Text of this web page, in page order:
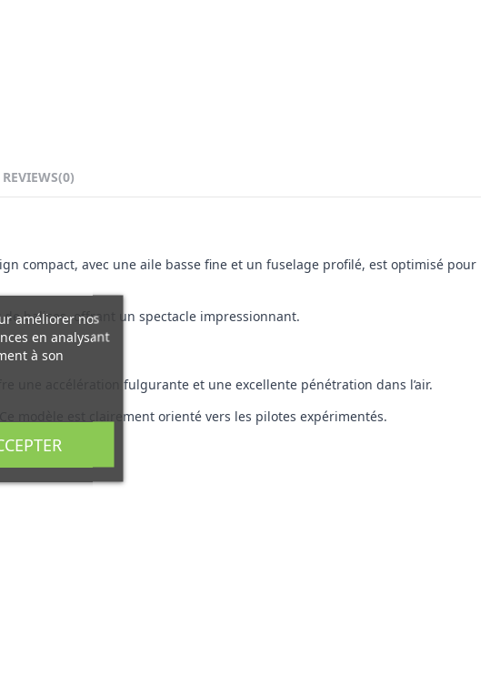
REVIEWS(0)
compact, avec une aile basse fine et un fuselage profilé, est optimisé pour
balises, offrant un spectacle impressionnant.
une accélération fulgurante et une excellente pénétration dans l’air.
modèle est clairement orienté vers les pilotes expérimentés.
améliorer nos
en analysant
à son